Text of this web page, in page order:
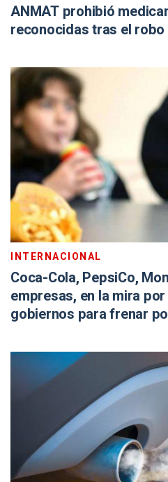
ANMAT prohibió
reconocidas tras el
INTERNACIONAL
Coca-Cola, PepsiCo,
empresas, en la mira
gobiernos para frenar